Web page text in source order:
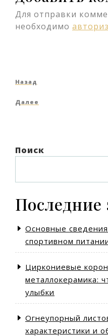
Для отправки
необходимо
Навигация
по
Предыдущая
Назад
Следующая
Далее
Поиск
Последние
Основные
спортивном
Циркониевые
металлокерамика:
улыбки
Огнеупорный
характеристики и